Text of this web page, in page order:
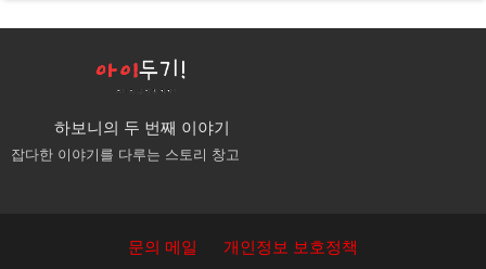
하보니의 두 번째 이야기
잡다한 이야기를 다루는 스토리 창고
문의 메일 개인정보 보호정책